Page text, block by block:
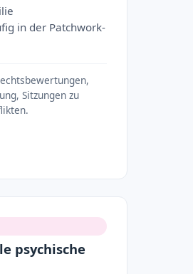
in der Patchwork-
Sitzungen zu
psychische